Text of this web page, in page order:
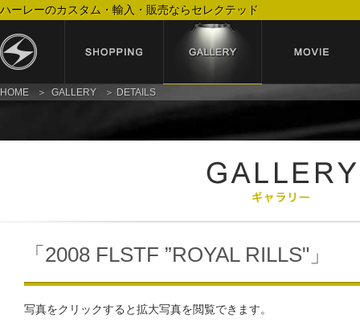
ハーレーのカスタム・輸入・販売ならセレクテッド
HOME GALLERY DETAILS
「2008 FLSTF ”ROYAL RILLS"」
写真をクリックすると拡大写真を閲覧できます。